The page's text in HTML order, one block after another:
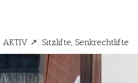
↗️: Sitzlifte, Senkrechtlifte